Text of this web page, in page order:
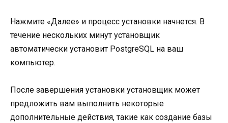
Нажмите «Далее» и процесс установки начнется. В
течение нескольких минут установщик
автоматически установит PostgreSQL на ваш
компьютер.
После завершения установки установщик может
предложить вам выполнить некоторые
дополнительные действия, такие как создание базы